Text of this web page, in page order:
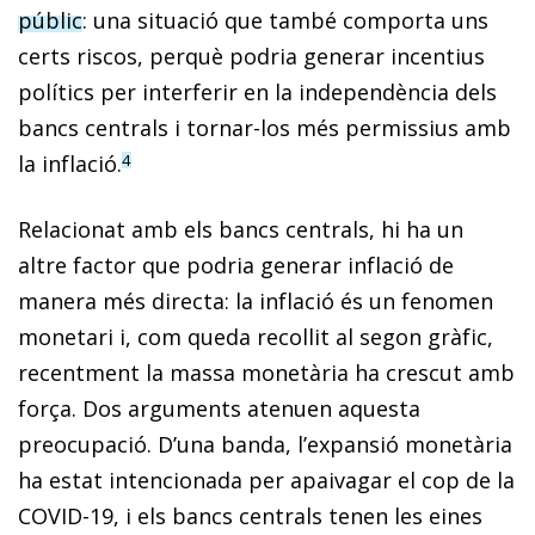
públic: una situació que també comporta uns
certs riscos, perquè podria generar incentius
polítics per interferir en la independència dels
bancs centrals i tornar-los més permissius amb
la inflació.4
Relacionat amb els bancs centrals, hi ha un
altre factor que podria generar inflació de
manera més directa: la inflació és un fenomen
monetari i, com queda recollit al segon gràfic,
recentment la massa monetària ha crescut amb
força. Dos arguments atenuen aquesta
preocupació. D’una banda, l’expansió monetària
ha estat intencionada per apaivagar el cop de la
COVID-19, i els bancs centrals tenen les eines